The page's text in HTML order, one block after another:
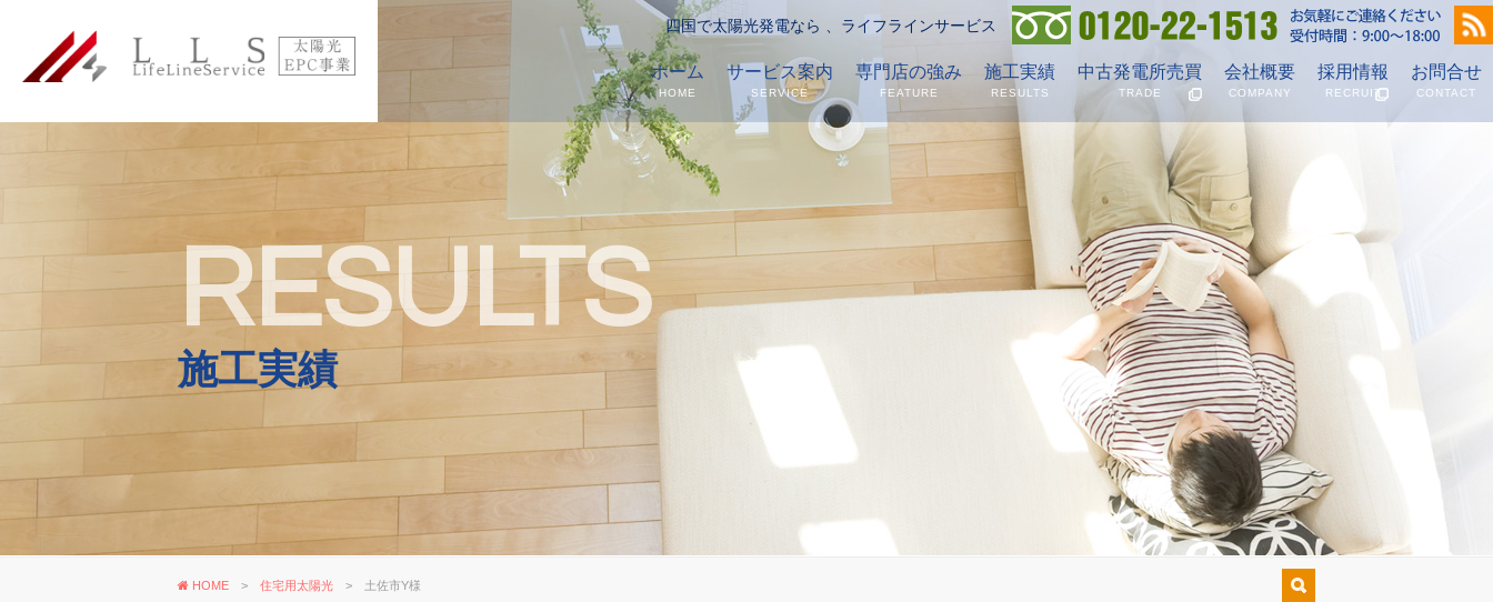
四国で太陽光発電なら 、ライフラインサービス
ホーム
HOME
サービス案内
SERVICE
専門店の強み
FEATURE
施工実績
RESULTS
中古発電所売買
TRADE
会社概要
COMPANY
採用情報
RECRUIT
お問合せ
CONTACT
RESULTS
施工実績
HOME > 住宅用太陽光 > 土佐市Y様